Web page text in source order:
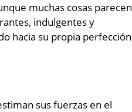
muchas cosas parecen
indulgentes y
hacia su propia perfección
sus fuerzas en el